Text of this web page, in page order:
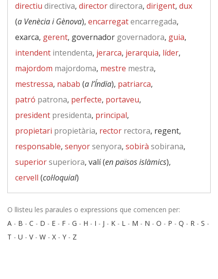
directiu directiva, directordirectora, dirigent, dux
(a Venècia i Gènova), encarregatencarregada,
exarca, gerent, governador governadora, guia,
intendent intendenta, jerarca, jerarquia, líder,
majordom majordoma, mestre mestra,
mestressa, nabab (a l’Índia), patriarca,
patró patrona, perfecte, portaveu,
president presidenta, principal,
propietari propietària, rector rectora, regent,
responsable, senyorsenyora, sobirà sobirana,
superiorsuperiora, valí (en països islàmics),
cervell (col·loquial)
O llisteu les paraules o expressions que comencen per:
A - B - C - D - E - F - G - H - I - J - K - L - M - N - O - P - Q - R - S -
T - U - V- W - X - Y - Z